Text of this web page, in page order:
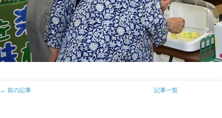
← 前の記事 記事一覧